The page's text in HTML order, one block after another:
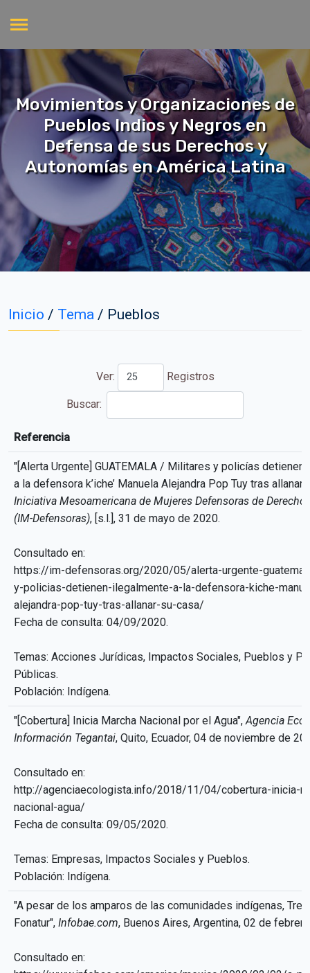
Movimientos y Organizaciones de
Pueblos Indios y Negros en
Defensa de sus Derechos y
Autonomías en América Latina
Inicio / Tema / Pueblos
Ver: Registros
Buscar:
Referencia
Referencia
"[Alerta Urgente] GUATEMALA / Militares y policías detienen
a la defensora k’iche’ Manuela Alejandra Pop Tuy tras allanar
Iniciativa Mesoamericana de Mujeres Defensoras de
(IM-Defensoras), [s.l.], 31 de mayo de 2020.
Consultado en:
https://im-defensoras.org/2020/05/alerta-urgente-
y-policias-detienen-ilegalmente-a-la-defensora-kiche-
alejandra-pop-tuy-tras-allanar-su-casa/
Fecha de consulta: 04/09/2020.
Temas: Acciones Jurídicas, Impactos Sociales, Pueblos y
Públicas.
Población: Indígena.
"[Cobertura] Inicia Marcha Nacional por el Agua",Agencia
Información Tegantai, Quito, Ecuador, 04 de noviembre de
Consultado en:
http://agenciaecologista.info/2018/11/04/cobertura-inicia-
nacional-agua/
Fecha de consulta: 09/05/2020.
Temas: Empresas, Impactos Sociales y Pueblos.
Población: Indígena.
"A pesar de los amparos de las comunidades indígenas, Tren
Fonatur", Infobae.com, Buenos Aires, Argentina, 02 de
Consultado en: